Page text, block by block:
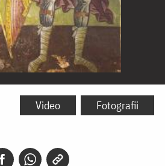
Video Fotografii